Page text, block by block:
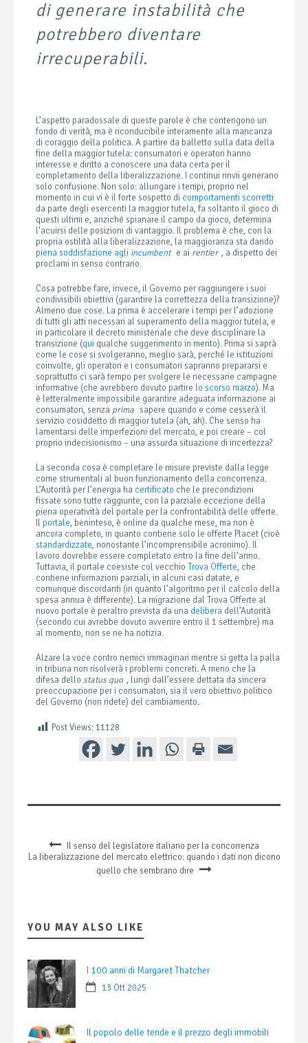
di generare instabilità che
potrebbero diventare
irrecuperabili.
L’aspetto paradossale di queste parole è che contengono un
fondo di verità, ma è riconducibile interamente alla mancanza
di coraggio della politica. A partire da balletto sulla data della
fine della maggior tutela: consumatori e operatori hanno
interesse e diritto a conoscere una data certa per il
completamento della liberalizzazione. I continui rinvii generano
solo confusione. Non solo: allungare i tempi, proprio nel
momento in cui vi è il forte sospetto di comportamenti scorretti
da parte degli esercenti la maggior tutela, fa soltanto il gioco di
questi ultimi e, anziché spianare il campo da gioco, determina
l’acuirsi delle posizioni di vantaggio. Il problema è che, con la
propria ostilità alla liberalizzazione, la maggioranza sta dando
piena soddisfazione agli incumbent e ai rentier , a dispetto dei
proclami in senso contrario.
Cosa potrebbe fare, invece, il Governo per raggiungere i suoi
condivisibili obiettivi (garantire la correttezza della transizione)?
Almeno due cose. La prima è accelerare i tempi per l’adozione
di tutti gli atti necessari al superamento della maggior tutela, e
in particolare il decreto ministeriale che deve disciplinare la
transizione (qui qualche suggerimento in merito). Prima si saprà
come le cose si svolgeranno, meglio sarà, perché le istituzioni
coinvolte, gli operatori e i consumatori sapranno prepararsi e
soprattutto ci sarà tempo per svolgere le necessarie campagne
informative (che avrebbero dovuto partire lo scorso marzo). Ma
è letteralmente impossibile garantire adeguata informazione ai
consumatori, senza prima sapere quando e come cesserà il
servizio cosiddetto di maggior tutela (ah, ah). Che senso ha
lamentarsi delle imperfezioni del mercato, e poi creare – col
proprio indecisionismo – una assurda situazione di incertezza?
La seconda cosa è completare le misure previste dalla legge
come strumentali al buon funzionamento della concorrenza.
L’Autorità per l’energia ha certificato che le precondizioni
fissate sono tutte raggiunte, con la parziale eccezione della
piena operatività del portale per la confrontabilità delle offerte.
Il portale, beninteso, è online da qualche mese, ma non è
ancora completo, in quanto contiene solo le offerte Placet (cioè
standardizzate, nonostante l’incomprensibile acronimo). Il
lavoro dovrebbe essere completato entro la fine dell’anno.
Tuttavia, il portale coesiste col vecchioTrova Offerte, che
contiene informazioni parziali, in alcuni casi datate, e
comunque discordanti (in quanto l’algoritmo per il calcolo della
spesa annua è differente). La migrazione dal Trova Offerte al
nuovo portale è peraltro prevista da una delibera dell’Autorità
(secondo cui avrebbe dovuto avvenire entro il 1 settembre) ma
al momento, non se ne ha notizia.
Alzare la voce contro nemici immaginari mentre si getta la palla
in tribuna non risolverà i problemi concreti. A meno che la
difesa dellostatus quo , lungi dall’essere dettata da sincera
preoccupazione per i consumatori, sia il vero obiettivo politico
del Governo (non ridete) del cambiamento.
Post Views: 11128
Il senso del legislatore italiano per la concorrenza
La liberalizzazione del mercato elettrico: quando i dati non dicono
quello che sembrano dire
YOU MAY ALSO LIKE
I 100 anni di Margaret Thatcher
13 Ott 2025
Il popolo delle tende e il prezzo degli immobili